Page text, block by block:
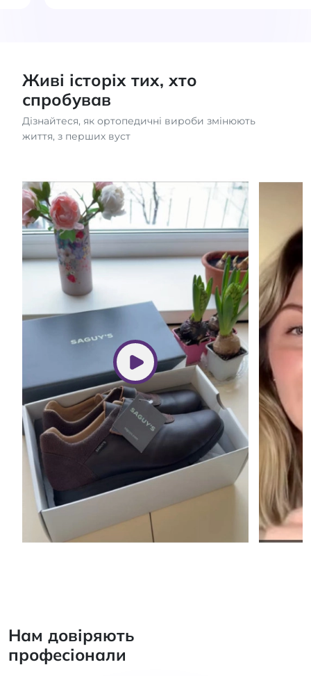
Живі історіх тих, хто
спробував
Дізнайтеся, як ортопедичні вироби змінюють
життя, з перших вуст
Нам довіряють
професіонали